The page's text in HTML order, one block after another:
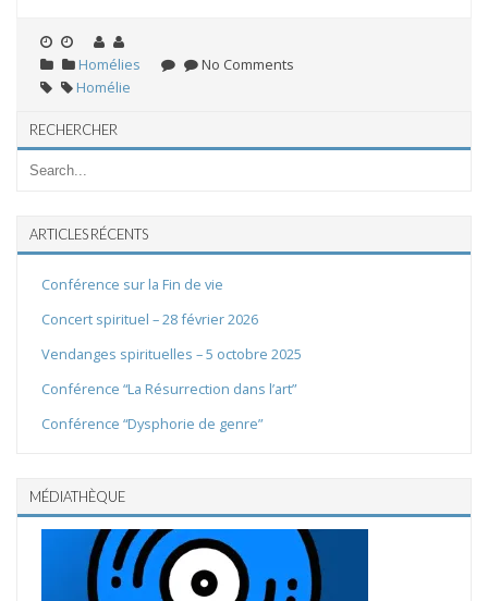
Homélies
No Comments
Homélie
RECHERCHER
ARTICLES RÉCENTS
Conférence sur la Fin de vie
Concert spirituel – 28 février 2026
Vendanges spirituelles – 5 octobre 2025
Conférence “La Résurrection dans l’art”
Conférence “Dysphorie de genre”
MÉDIATHÈQUE